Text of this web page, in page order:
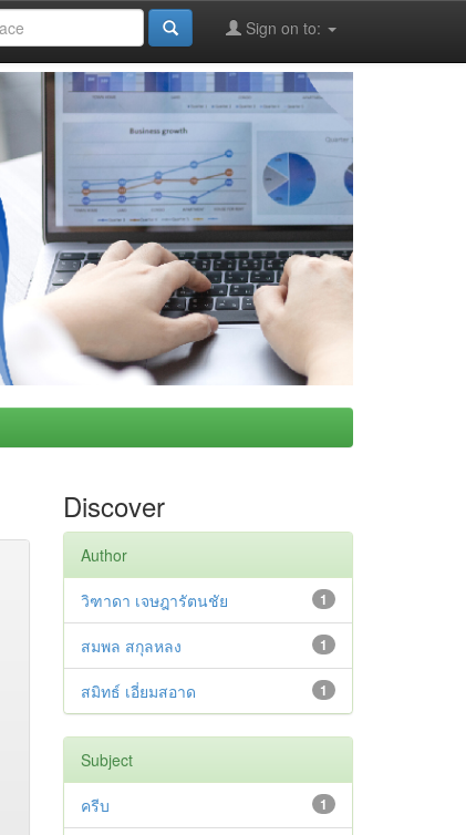
Sign on to:
Discover
Author
1
วิฑาดา เจษฎารัตนชัย
1
สมพล สกุลหลง
1
สมิทธ์ เอี่ยมสอาด
Subject
1
ครีบ